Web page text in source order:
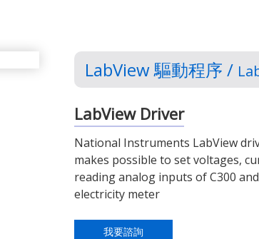
LabView 驅動程序 /
LabView Driver
National Instruments LabView
makes possible to set voltages,
reading analog inputs of C300
electricity meter
我要諮詢